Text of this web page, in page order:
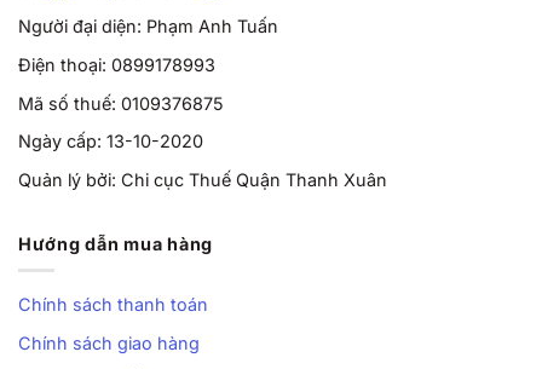
viền PE gia cường chạy quanh viền giúp:
Chất liệu đế
Trọng lực chèn
Phù hợp sử dụng
Người đại diện: Phạm Anh Tuấn
Điện thoại: 0899178993
Mã số thuế: 0109376875
Ngày cấp: 13-10-2020
Quản lý bởi: Chi cục Thuế Quận Thanh Xuân
Hướng dẫn mua hàng
Chính sách thanh toán
Chính sách giao hàng